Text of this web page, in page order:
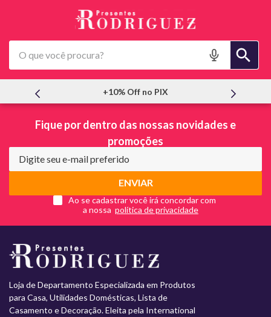
O que você procura?
+10% Off no PIX
Fique por dentro das nossas novidades e
promoções
ENVIAR
Ao se cadastrar você irá concordar com
a nossa
Loja de Departamento Especializada em Produtos
para Casa, Utilidades Domésticas, Lista de
Casamento e Decoração. Eleita pela International